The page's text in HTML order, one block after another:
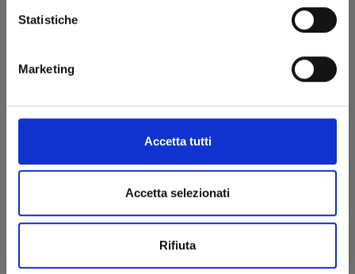
Statistiche
Marketing
Accetta tutti
Accetta selezionati
Rifiuta
VARIANT COVER EDITION
08/07/2025